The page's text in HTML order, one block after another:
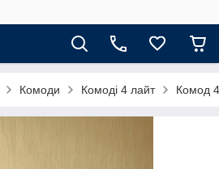
Комоди Комоді 4 лайт Комод